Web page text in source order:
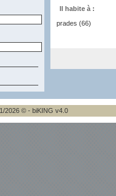
Il habite à :
prades (66)
2026 © - biKING v4.0